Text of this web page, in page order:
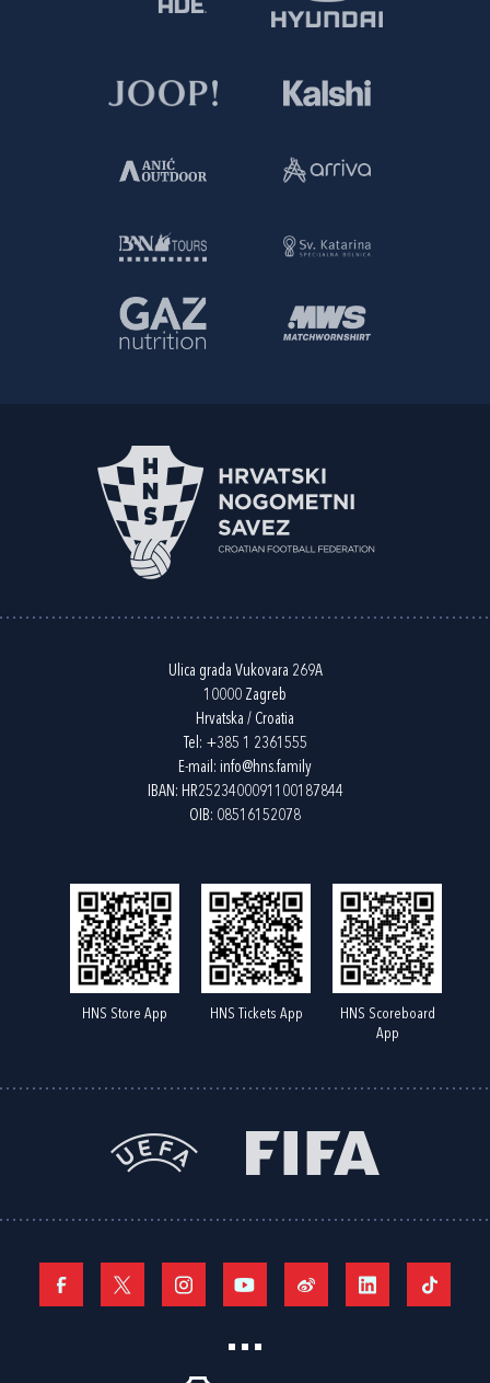
Ulica grada Vukovara 269A
10000 Zagreb
Hrvatska / Croatia
Tel: +385 1 2361555
E-mail: info@hns.family
IBAN: HR2523400091100187844
OIB: 08516152078
HNS Store App HNS Tickets App
HNS Scoreboard
App